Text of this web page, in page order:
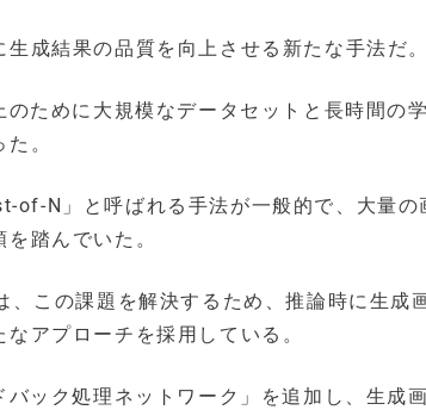
成結果の品質を向上させる新たな手法だ。
ために大規模なデータセットと長時間の
。
of-N」と呼ばれる手法が一般的で、大量
踏んでいた。
この課題を解決するため、推論時に生成
アプローチを採用している。
ック処理ネットワーク」を追加し、生成